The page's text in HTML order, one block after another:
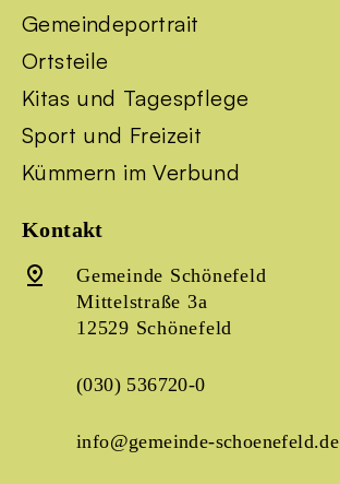
Gemeindeportrait
Ortsteile
Kitas und Tagespflege
Sport und Freizeit
Kümmern im Verbund
Kontakt
Gemeinde Schönefeld
Mittelstraße 3a
12529 Schönefeld
(030) 536720-0
info@gemeinde-schoenefeld.de